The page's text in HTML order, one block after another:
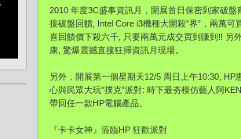
2010 年度3C盛事資訊月，開展首日保密到家破
接破盤回饋, Intel Core i3機種大開殺”界”，兩萬
喜回饋價下殺六千, 只要兩萬元成交買到賺到!! 另
康, 驚爆震撼直接狂掃資訊月現場。
另外，開展第一個星期天12/5 周日上午10:30,
心與民眾大玩”撲克”派對: 時下最夯模仿藝人阿
帶回任一款HP電腦產品。
『卡卡女神』蒞臨HP 狂歡派對